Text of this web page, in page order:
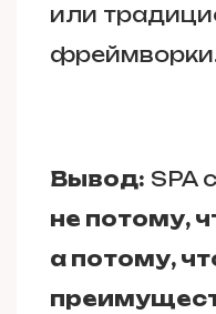
или
Вывод: SPA
не потому,
а потому,